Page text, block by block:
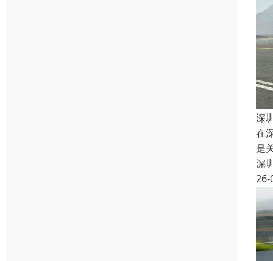
深
在
是
深
26-